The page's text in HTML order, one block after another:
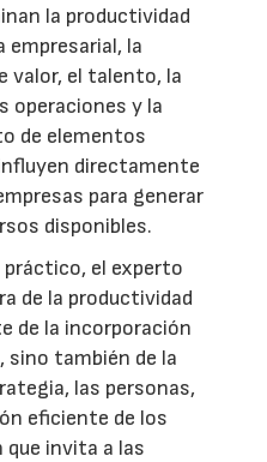
la productividad
la
valor, el talento, la
operaciones y la
de elementos
directamente
para generar
disponibles.
práctico, el experto
de la productividad
de la incorporación
sino también de la
las personas,
eficiente de los
que invita a las